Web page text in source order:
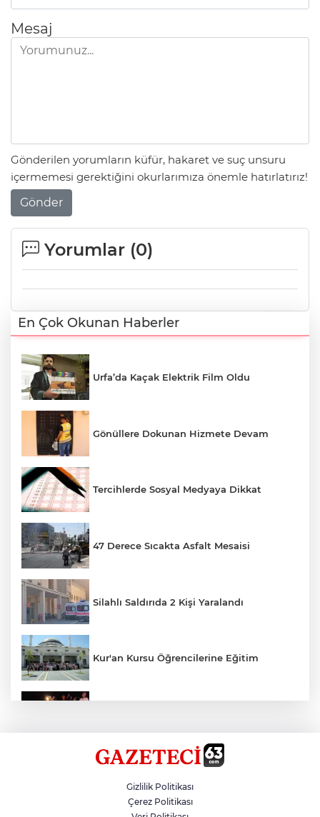
Mesaj
Gönderilen yorumların küfür, hakaret ve suç unsuru
içermemesi gerektiğini okurlarımıza önemle hatırlatırız!
Gönder
Yorumlar (0)
En Çok Okunan Haberler
Urfa’da Kaçak Elektrik Film Oldu
Gönüllere Dokunan Hizmete Devam
Tercihlerde Sosyal Medyaya Dikkat
47 Derece Sıcakta Asfalt Mesaisi
Silahlı Saldırıda 2 Kişi Yaralandı
Kur'an Kursu Öğrencilerine Eğitim
Siverek’te Mahmut Gülel Dönemi
Gizlilik Politikası
Çerez Politikası